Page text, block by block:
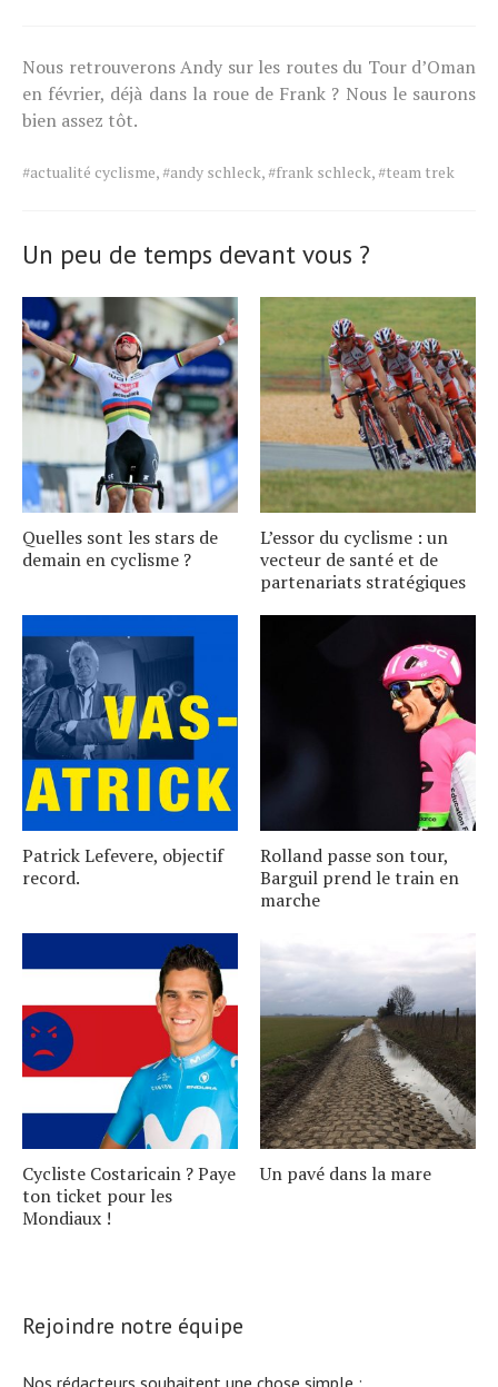
Nous retrouverons Andy sur les routes du Tour d’Oman
en février, déjà dans la roue de Frank ? Nous le saurons
bien assez tôt.
Tags
#actualité cyclisme,#andy schleck,#frank schleck,#team trek
Un peu de temps devant vous ?
Quelles sont les stars de
demain en cyclisme ?
L’essor du cyclisme : un
vecteur de santé et de
partenariats stratégiques
Patrick Lefevere, objectif
record.
Rolland passe son tour,
Barguil prend le train en
marche
Cycliste Costaricain ? Paye
ton ticket pour les
Mondiaux !
Un pavé dans la mare
Rejoindre notre équipe
Nos rédacteurs souhaitent une chose simple :